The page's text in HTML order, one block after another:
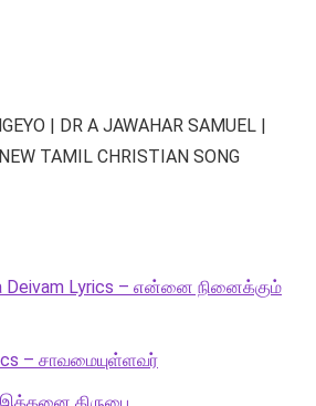
| DR A JAWAHAR SAMUEL |
TAMIL CHRISTIAN SONG
Deivam Lyrics – என்னை நினைக்கும்
– சாவமையுள்ளவர்
இத்தனை கிருபை